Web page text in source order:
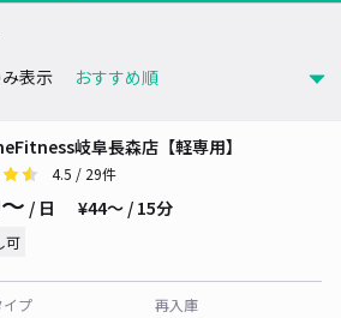
表示
岐阜長森店【軽専用】
4.5 / 29件
/ 日 ¥44〜 / 15分
可
イプ
再入庫